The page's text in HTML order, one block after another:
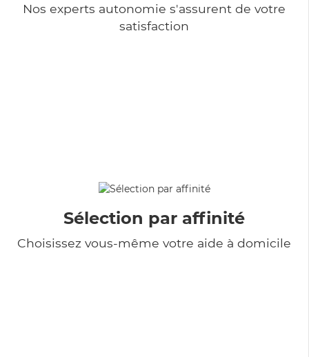
Nos experts autonomie s'assurent de votre
satisfaction
Sélection par affinité
Choisissez vous-même votre aide à domicile